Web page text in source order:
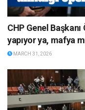
CHP Genel
yapıyor ya, mafya
MARCH 31, 2026